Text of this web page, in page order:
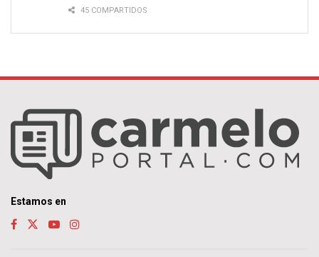
45 COMPARTIDOS
Estamos en